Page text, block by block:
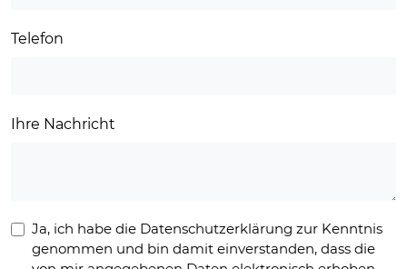
Telefon
Ihre Nachricht
Ja, ich habe die Datenschutzerklärung zur Kenntnis
genommen und bin damit einverstanden, dass die